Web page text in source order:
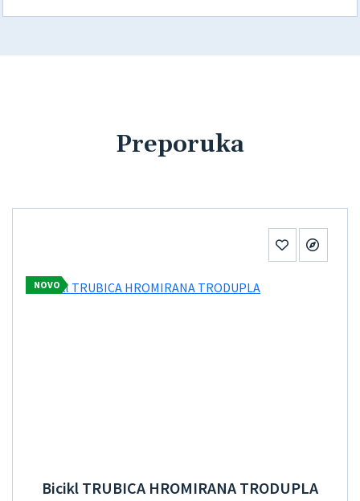
Preporuka
NOVO
Bicikl TRUBICA HROMIRANA TRODUPLA